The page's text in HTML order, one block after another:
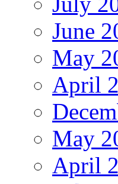
June
May
April
May
April